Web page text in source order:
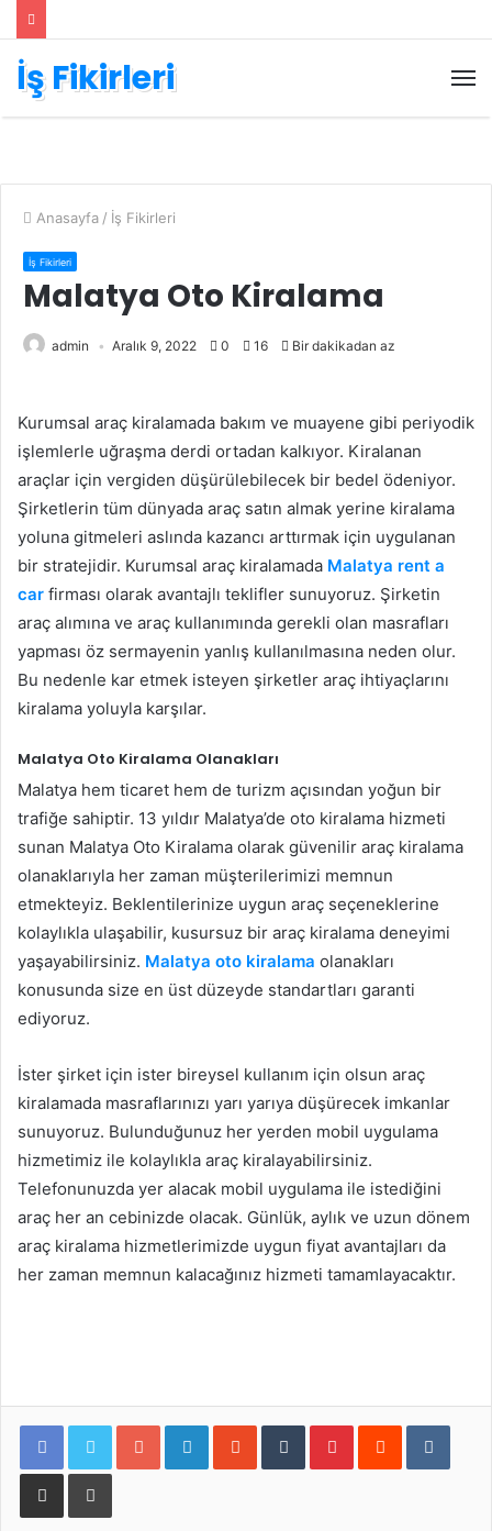
İş Fikirleri
Anasayfa / İş Fikirleri
İş Fikirleri
Malatya Oto Kiralama
admin Aralık 9, 2022 0 16 Bir dakikadan az
Kurumsal araç kiralamada bakım ve muayene gibi periyodik
işlemlerle uğraşma derdi ortadan kalkıyor. Kiralanan
araçlar için vergiden düşürülebilecek bir bedel ödeniyor.
Şirketlerin tüm dünyada araç satın almak yerine kiralama
yoluna gitmeleri aslında kazancı arttırmak için uygulanan
bir stratejidir. Kurumsal araç kiralamada Malatya rent a
car firması olarak avantajlı teklifler sunuyoruz. Şirketin
araç alımına ve araç kullanımında gerekli olan masrafları
yapması öz sermayenin yanlış kullanılmasına neden olur.
Bu nedenle kar etmek isteyen şirketler araç ihtiyaçlarını
kiralama yoluyla karşılar.
Malatya Oto Kiralama Olanakları
Malatya hem ticaret hem de turizm açısından yoğun bir
trafiğe sahiptir. 13 yıldır Malatya’de oto kiralama hizmeti
sunan Malatya Oto Kiralama olarak güvenilir araç kiralama
olanaklarıyla her zaman müşterilerimizi memnun
etmekteyiz. Beklentilerinize uygun araç seçeneklerine
kolaylıkla ulaşabilir, kusursuz bir araç kiralama deneyimi
yaşayabilirsiniz. Malatya oto kiralama olanakları
konusunda size en üst düzeyde standartları garanti
ediyoruz.
İster şirket için ister bireysel kullanım için olsun araç
kiralamada masraflarınızı yarı yarıya düşürecek imkanlar
sunuyoruz. Bulunduğunuz her yerden mobil uygulama
hizmetimiz ile kolaylıkla araç kiralayabilirsiniz.
Telefonunuzda yer alacak mobil uygulama ile istediğini
araç her an cebinizde olacak. Günlük, aylık ve uzun dönem
araç kiralama hizmetlerimizde uygun fiyat avantajları da
her zaman memnun kalacağınız hizmeti tamamlayacaktır.
Google+ LinkedIn StumbleUpon Tumblr Pinterest Reddit
E-Posta ile paylaş Yazdır